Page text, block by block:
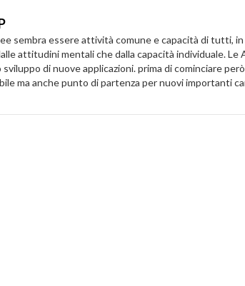
sembra essere attività comune e capacità di tutti,
attitudini mentali che dalla capacità individuale.
di nuove applicazioni. prima di cominciare
ma anche punto di partenza per nuovi importanti